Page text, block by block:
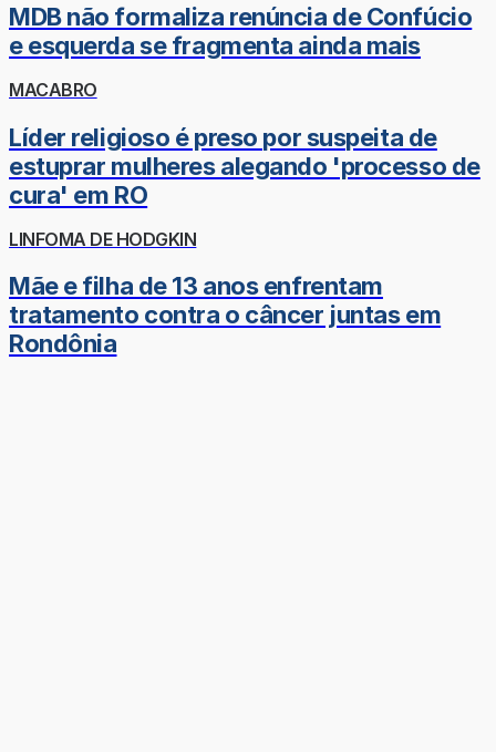
MDB não formaliza renúncia de Confúcio
e esquerda se fragmenta ainda mais
MACABRO
Líder religioso é preso por suspeita de
estuprar mulheres alegando 'processo de
cura' em RO
LINFOMA DE HODGKIN
Mãe e filha de 13 anos enfrentam
tratamento contra o câncer juntas em
Rondônia